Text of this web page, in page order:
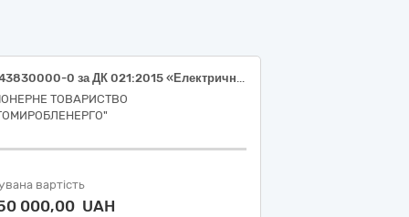
код 43830000-0 за ДК 021:2015 «Електричні інструменти» (електричні інструменти)
ТОВАРИСТВО
вартість
000,00 UAH